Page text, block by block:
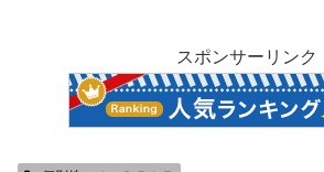
スポンサーリンク